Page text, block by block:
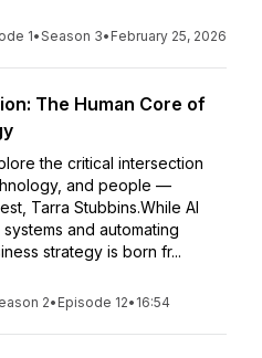
February 25, 2026
•
Season 3
•
1
The Human Core of
the critical intersection
and people —
Tarra Stubbins.While AI
and automating
strategy is born fr...
2• Episode 12• 16:54